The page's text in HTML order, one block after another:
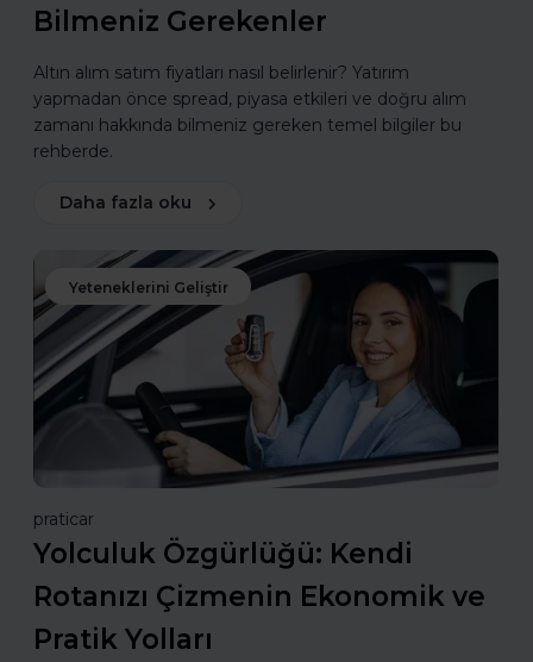
Bilmeniz Gerekenler
Altın alım satım fiyatları nasıl belirlenir? Yatırım
yapmadan önce spread, piyasa etkileri ve doğru alım
zamanı hakkında bilmeniz gereken temel bilgiler bu
rehberde.
Daha fazla oku
Yeteneklerini Geliştir
praticar
Yolculuk Özgürlüğü: Kendi
Rotanızı Çizmenin Ekonomik ve
Pratik Yolları